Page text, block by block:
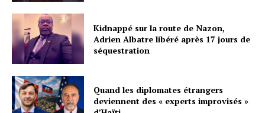
Kidnappé sur la route de Nazon,
Adrien Albatre libéré après 17 jours de
séquestration
Quand les diplomates étrangers
deviennent des « experts improvisés »